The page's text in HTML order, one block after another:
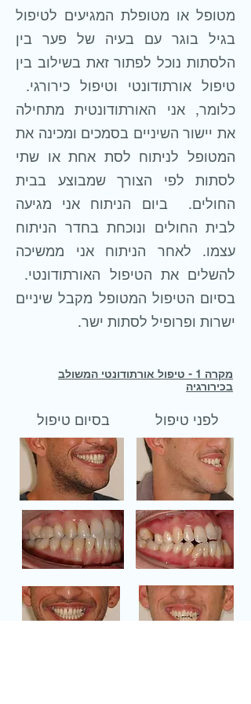
מטופל או מטופלת המגיעים לטיפול
בגיל בוגר עם בעיה של פער בין
הלסתות נוכל לפתור זאת בשילוב בין
טיפול אורתודונטי וטיפול כירורגי.
כלומר, אני האורתודונטית מתחילה
את יישור השיניים בסמכים ומכינה את
המטופל לניתוח לסת אחת או שתי
לסתות לפי הצורך שמבוצע בבית
החולים. ביום הניתוח אני מגיעה
לבית החולים ונוכחת בחדר הניתוח
עצמו. לאחר הניתוח אני ממשיכה
להשלים את הטיפול האורתודונטי.
בסיום הטיפול המטופל מקבל שיניים
ישרות ופרופיל לסתות ישר.
מקרה 1 - טיפול אורתודונטי המשולב
בכירורגיה
בסיום טיפול לפני טיפול